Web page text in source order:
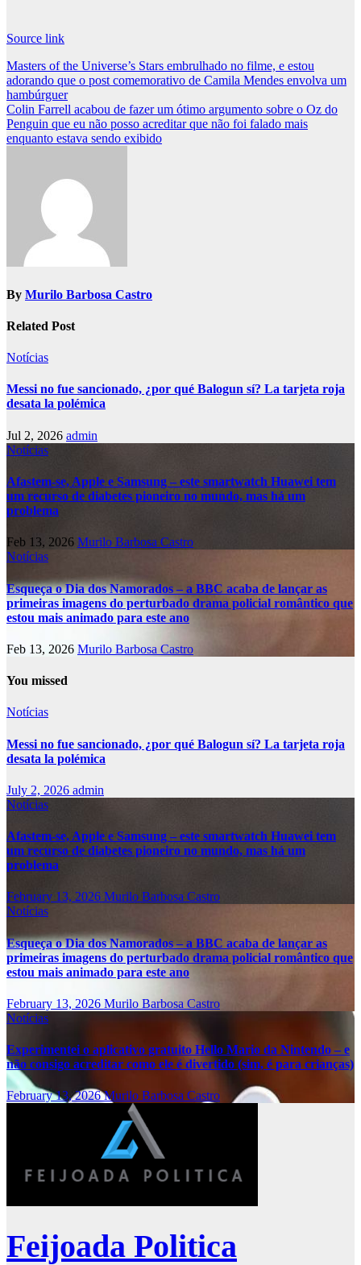
Source link
Post
navigation
Masters of the Universe’s Stars embrulhado no filme, e estou
adorando que o post comemorativo de Camila Mendes envolva um
hambúrguer
Colin Farrell acabou de fazer um ótimo argumento sobre o Oz do
Penguin que eu não posso acreditar que não foi falado mais
enquanto estava sendo exibido
By Murilo Barbosa Castro
Related Post
Notícias
Messi no fue sancionado, ¿por qué Balogun sí? La tarjeta roja
desata la polémica
Jul 2, 2026 admin
Notícias
Afastem-se, Apple e Samsung – este smartwatch Huawei tem
um recurso de diabetes pioneiro no mundo, mas há um
problema
Feb 13, 2026 Murilo Barbosa Castro
Notícias
Esqueça o Dia dos Namorados – a BBC acaba de lançar as
primeiras imagens do perturbado drama policial romântico que
estou mais animado para este ano
Feb 13, 2026 Murilo Barbosa Castro
You missed
Notícias
Messi no fue sancionado, ¿por qué Balogun sí? La tarjeta roja
desata la polémica
July 2, 2026 admin
Notícias
Afastem-se, Apple e Samsung – este smartwatch Huawei tem
um recurso de diabetes pioneiro no mundo, mas há um
problema
February 13, 2026 Murilo Barbosa Castro
Notícias
Esqueça o Dia dos Namorados – a BBC acaba de lançar as
primeiras imagens do perturbado drama policial romântico que
estou mais animado para este ano
February 13, 2026 Murilo Barbosa Castro
Notícias
Experimentei o aplicativo gratuito Hello Mario da Nintendo – e
não consigo acreditar como ele é divertido (sim, é para crianças)
February 13, 2026Murilo Barbosa Castro
Feijoada Politica